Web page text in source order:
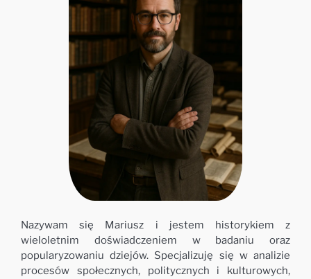
Nazywam się Mariusz i jestem historykiem z
wieloletnim doświadczeniem w badaniu oraz
popularyzowaniu dziejów. Specjalizuję się w analizie
procesów społecznych, politycznych i kulturowych,